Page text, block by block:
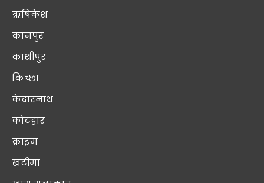
ऋषिकेश
कानपुर
काशीपुर
किच्छा
केदारनाथ
कोटद्वार
क्राइम
खटीमा